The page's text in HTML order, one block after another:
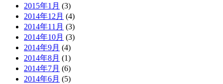
2015年1月 (3)
2014年12月 (4)
2014年11月 (3)
2014年10月 (3)
2014年9月 (4)
2014年8月 (1)
2014年7月 (6)
2014年6月 (5)